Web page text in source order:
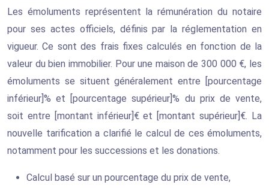
Les émoluments représentent la rémunération du notaire
pour ses actes officiels, définis par la réglementation en
vigueur. Ce sont des frais fixes calculés en fonction de la
valeur du bien immobilier. Pour une maison de 300 000 €, les
émoluments se situent généralement entre [pourcentage
inférieur]% et [pourcentage supérieur]% du prix de vente,
soit entre [montant inférieur]€ et [montant supérieur]€. La
nouvelle tarification a clarifié le calcul de ces émoluments,
notamment pour les successions et les donations.
Calcul basé sur un pourcentage du prix de vente,